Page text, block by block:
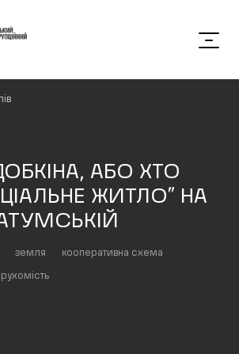
АБО ХТО
ЖИТЛО” НА
земля кооперативна схема